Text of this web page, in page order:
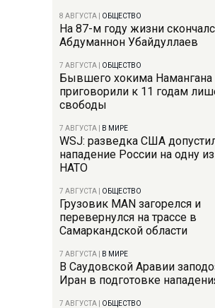
8 АВГУСТА ОБЩЕСТВО
На 87-м году жизни
Абдуманнон Убайдуллаев
7 АВГУСТА ОБЩЕСТВО
Бывшего хокима Намангана
приговорили к 11 годам
свободы
7 АВГУСТА В МИРЕ
WSJ: разведка США
нападение России на одну
НАТО
7 АВГУСТА ОБЩЕСТВО
Грузовик MAN загорелся и
перевернулся на трассе в
Самаркандской области
7 АВГУСТА В МИРЕ
В Саудовской Аравии
Иран в подготовке
7 АВГУСТА ОБЩЕСТВО